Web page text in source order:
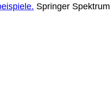
Springer Spektrum